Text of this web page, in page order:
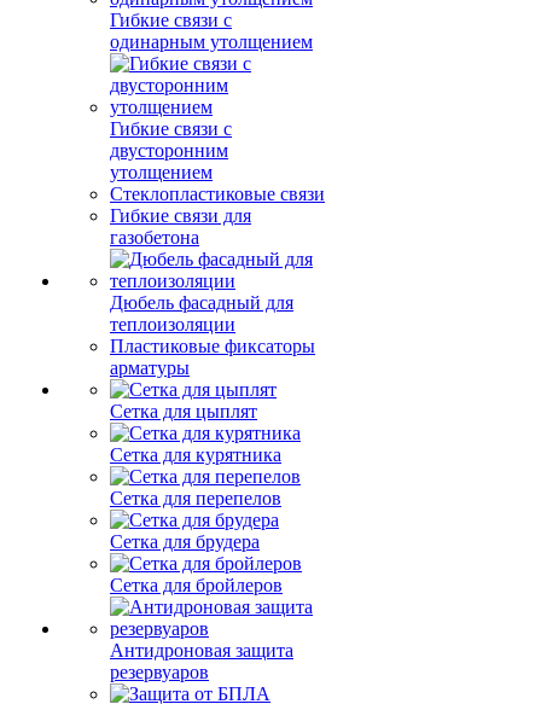
Гибкие связи с
одинарным утолщением
Гибкие связи с
двусторонним
утолщением
Стеклопластиковые связи
Гибкие связи для
газобетона
Дюбель фасадный для
теплоизоляции
Пластиковые фиксаторы
арматуры
Сетка для цыплят
Сетка для курятника
Сетка для перепелов
Сетка для брудера
Сетка для бройлеров
Антидроновая защита
резервуаров